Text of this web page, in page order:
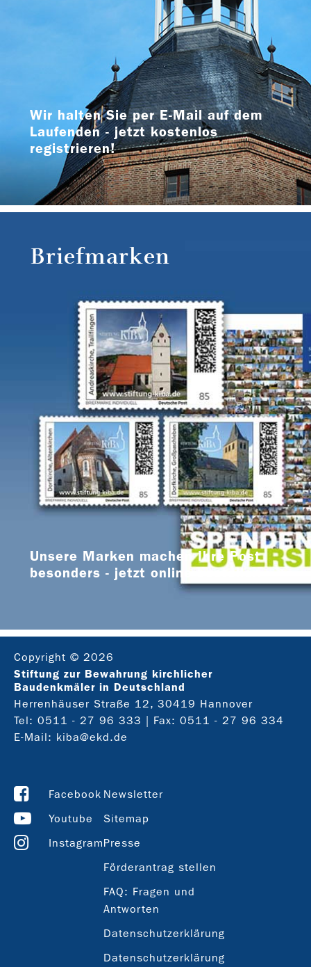
Wir halten Sie per E-Mail auf dem
Laufenden - jetzt kostenlos
registrieren!
Briefmarken
Unsere Marken machen Ihre Post
besonders - jetzt online bestellen
Copyright © 2026
Stiftung zur Bewahrung kirchlicher
Baudenkmäler in Deutschland
Herrenhäuser Straße 12, 30419 Hannover
Tel: 0511 - 27 96 333 | Fax: 0511 - 27 96 334
E-Mail: kiba@ekd.de
Facebook
Youtube
Instagram
Newsletter
Sitemap
Presse
Förderantrag stellen
FAQ: Fragen und
Antworten
Datenschutzerklärung
Datenschutzerklärung